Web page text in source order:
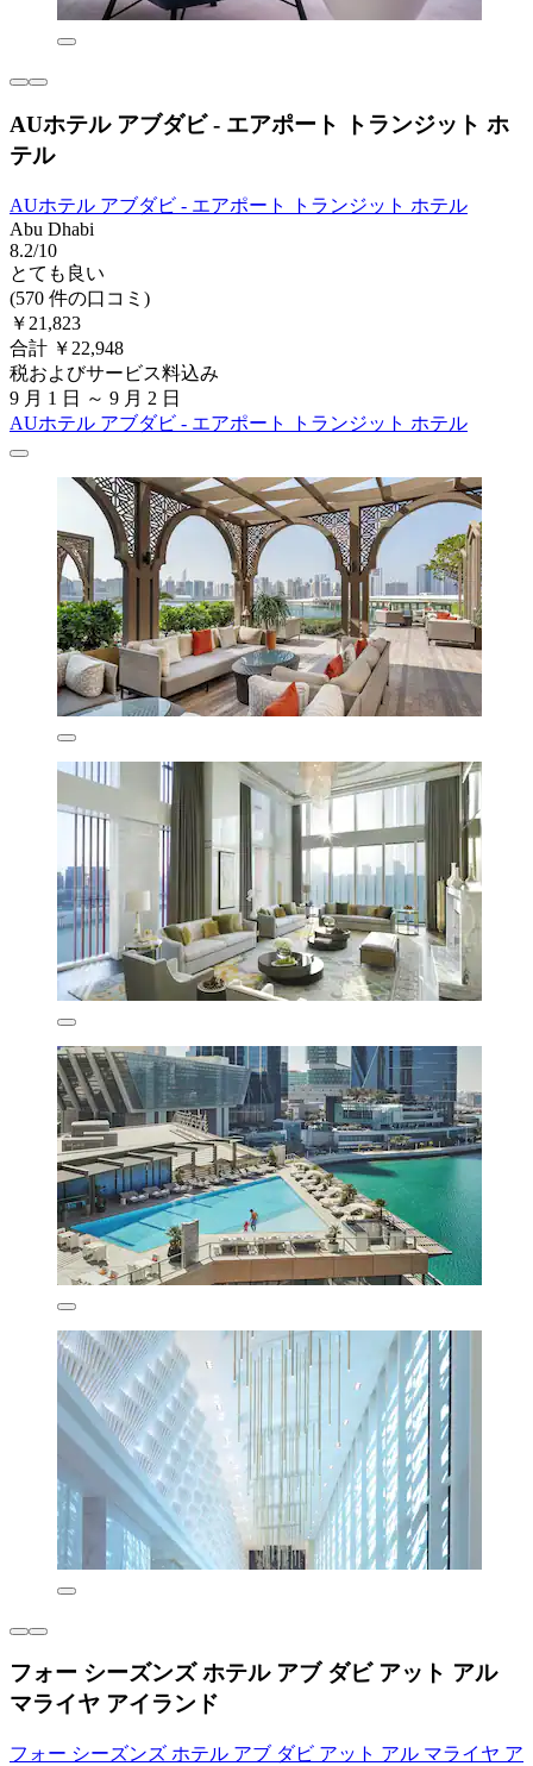
AUホテル アブダビ - エアポート トランジット ホ
テル
AUホテル アブダビ - エアポート トランジット ホテル
Abu Dhabi
8.2/10
とても良い
(570 件の口コミ)
￥21,823
合計 ￥22,948
税およびサービス料込み
9 月 1 日 ～ 9 月 2 日
AUホテル アブダビ - エアポート トランジット ホテル
フォー シーズンズ ホテル アブ ダビ アット アル
マライヤ アイランド
フォー シーズンズ ホテル アブ ダビ アット アル マライヤ ア